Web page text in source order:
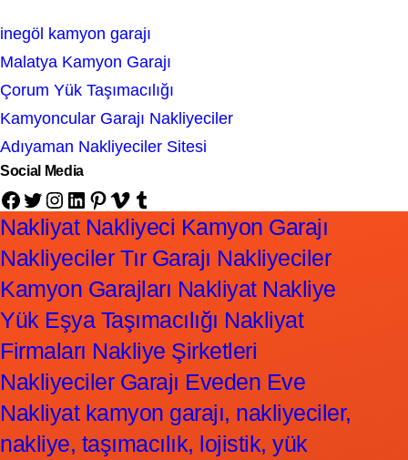
inegöl kamyon garajı
Malatya Kamyon Garajı
Çorum Yük Taşımacılığı
Kamyoncular Garajı Nakliyeciler
Adıyaman Nakliyeciler Sitesi
Social Media
Facebook Twitter Instagram LinkedIn Pinterest Vimeo Tumblr
Nakliyat Nakliyeci Kamyon Garajı
Nakliyeciler Tır Garajı Nakliyeciler
Kamyon Garajları Nakliyat Nakliye
Yük Eşya Taşımacılığı Nakliyat
Firmaları Nakliye Şirketleri
Nakliyeciler Garajı Eveden Eve
Nakliyat kamyon garajı, nakliyeciler,
nakliye, taşımacılık, lojistik, yük